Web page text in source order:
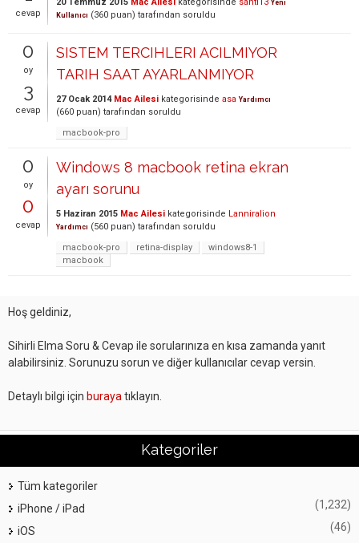
cevap
Yeni
Kullanıcı (360 puan) tarafından soruldu
0
oy
3
cevap
SISTEM TERCIHLERI ACILMIYOR
TARIH SAAT AYARLANMIYOR
27 Ocak 2014 Mac Ailesi kategorisinde asa Yardımcı
(660 puan) tarafından soruldu
macbook-pro
0
oy
0
cevap
Windows 8 macbook retina ekran
ayarı sorunu
5 Haziran 2015 Mac Ailesi kategorisinde Lanniralion
Yardımcı (560 puan) tarafından soruldu
macbook-pro
retina-display
windows8-1
macbook
Hoş geldiniz,
Sihirli Elma Soru & Cevap ile sorularınıza en kısa zamanda yanıt
alabilirsiniz. Sorunuzu sorun ve diğer kullanıcılar cevap versin.
Detaylı bilgi için buraya tıklayın.
Kategoriler
Tüm kategoriler
iPhone / iPad
(1,232)
iOS (46)